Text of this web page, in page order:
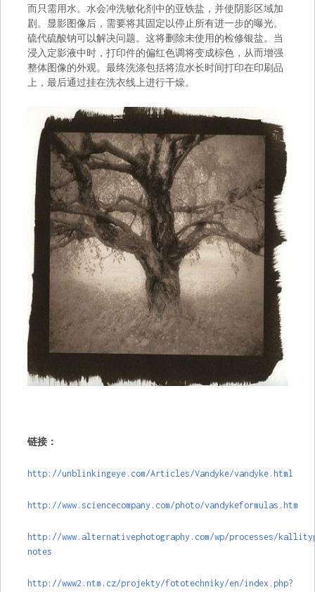
而只需用水。水会冲洗敏化剂中的亚铁盐，并使阴影区域加
剧。显影图像后，需要将其固定以停止所有进一步的曝光。
硫代硫酸钠可以解决问题。这将删除未使用的检修银盐。当
浸入定影液中时，打印件的偏红色调将变成棕色，从而增强
整体图像的外观。最终洗涤包括将流水长时间打印在印刷品
上，最后通过挂在洗衣线上进行干燥。
链接：
http://unblinkingeye.com/Articles/Vandyke/vandyke.html
http://www.sciencecompany.com/photo/vandykeformulas.htm
http://www.alternativephotography.com/wp/processes/
notes
http://www2.ntm.cz/projekty/fototechniky/en/index.php?